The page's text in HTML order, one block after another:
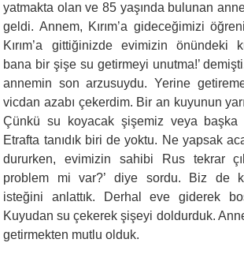
yatmakta olan ve 85 yaşında bulunan
geldi. Annem, Kırım’a gi­deceğimizi
Kırım’a gittiğinizde evimizin önündeki
bana bir şişe su getirmeyi unutma!’
annemin son arzusuydu. Yerine
vicdan azabı çekerdim. Bir an kuyunun
Çünkü su koyacak şişemiz veya başka
Etrafta tanıdık biri de yoktu. Ne yapsak
du­rurken, evimizin sahibi Rus tekrar
problem mi var?’ diye sordu. Biz de
isteğini anlattık. Derhal eve giderek
Kuyudan su çekerek şişeyi doldur­duk.
getirmekten mutlu olduk.